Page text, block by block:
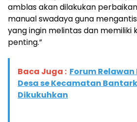
amblas akan dilakukan
manual swadaya guna
yang ingin melintas dan memiliki
penting.”
Baca Juga : Forum Relawan
Desa se Kecamatan
Dikukuhkan